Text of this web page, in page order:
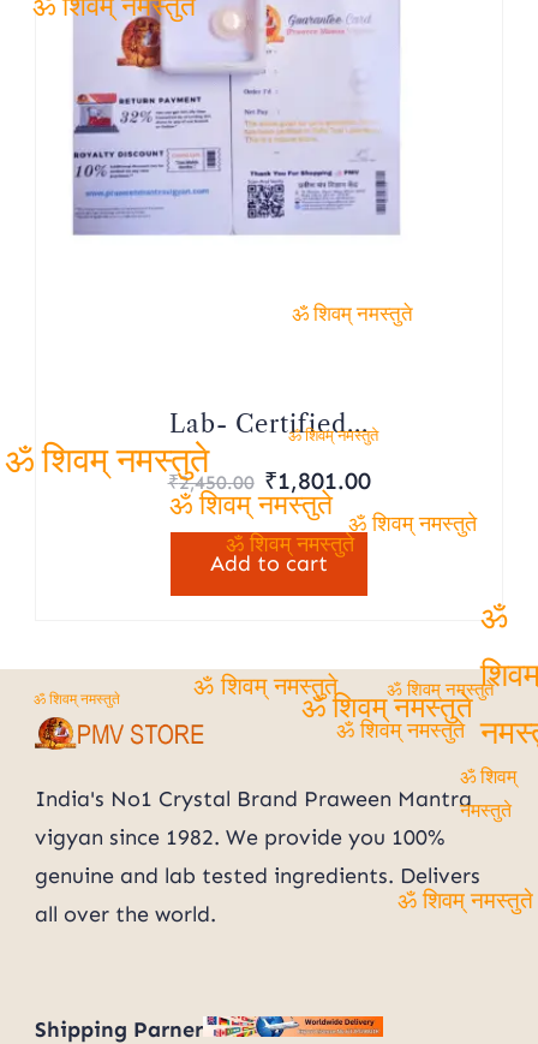
Lab- Certified...
₹2,450.00 Original
price
was:
₹2,450.00.
₹1,801.00Current
price
Add to cart
India's No1 Crystal Brand Praween Mantra
vigyan since 1982. We provide you 100%
genuine and lab tested ingredients. Delivers
all over the world.
Shipping Parner
ॐ शिवम् नमस्तुते
ॐ शिवम् नमस्तुते
ॐ शिवम् नमस्तुते
ॐ शिवम् नमस्तुते
ॐ शिवम् नमस्तुते
ॐ शिवम् नमस्तुते
ॐ शिवम् नमस्तुते
ॐ शिवम् नमस्तुते
ॐ शिवम् नमस्तुते
ॐ शिवम् नमस्तुते
ॐ शिवम् नमस्तुते
ॐ शिवम्
नमस्तुते
ॐ शिवम् नमस्तुते
ॐ
ॐ शिवम् नमस्तुते